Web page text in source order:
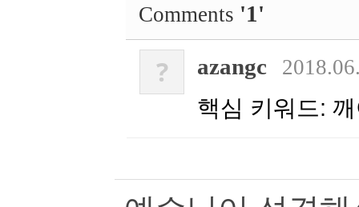
Comments '1'
? azangc
핵심 키워드: